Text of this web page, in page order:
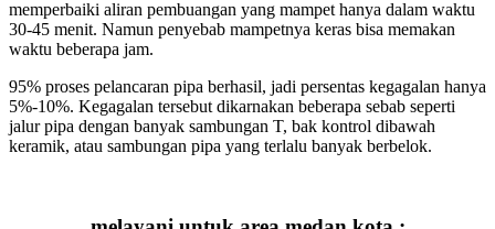
memperbaiki aliran pembuangan yang mampet hanya dalam waktu
30-45 menit. Namun penyebab mampetnya keras bisa memakan
waktu beberapa jam.
95% proses pelancaran pipa berhasil, jadi persentas kegagalan hanya
5%-10%. Kegagalan tersebut dikarnakan beberapa sebab seperti
jalur pipa dengan banyak sambungan T, bak kontrol dibawah
keramik, atau sambungan pipa yang terlalu banyak berbelok.